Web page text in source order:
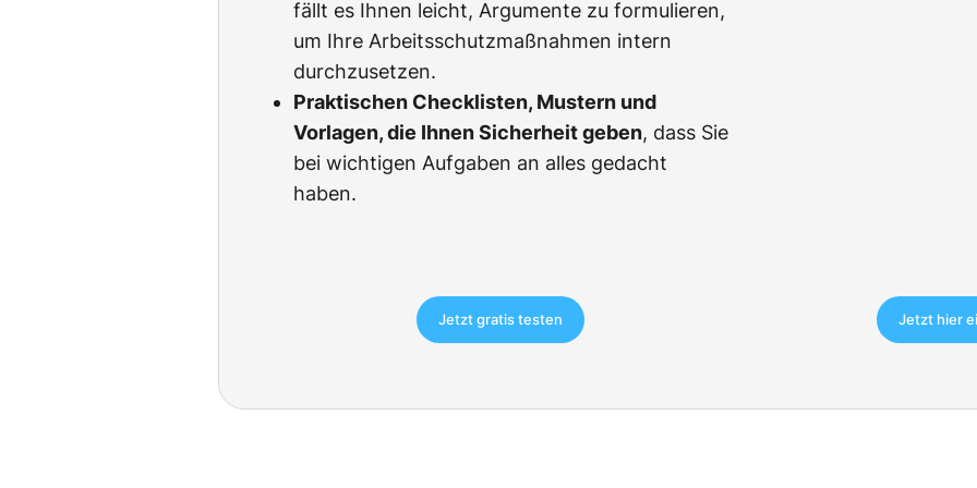
fällt es Ihnen leicht, Argumente zu formulieren,
um Ihre Arbeitsschutzmaßnahmen intern
durchzusetzen.
Praktischen Checklisten, Mustern und
Vorlagen, die Ihnen Sicherheit geben, dass Sie
bei wichtigen Aufgaben an alles gedacht
haben.
Jetzt gratis testen Jetzt hier